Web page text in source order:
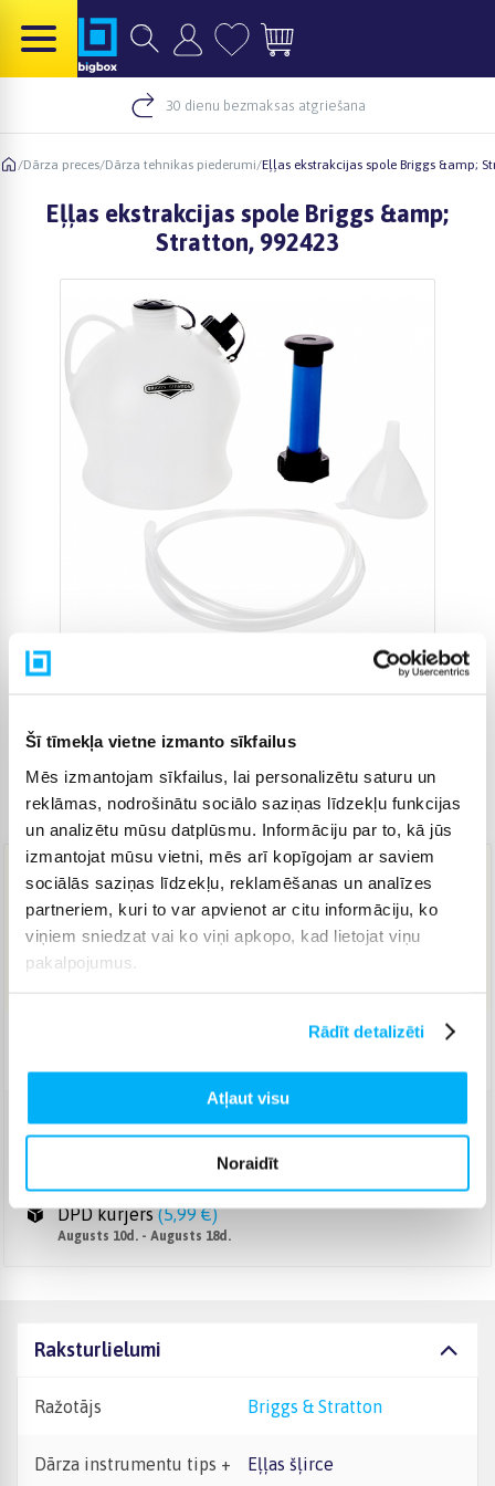
Šī tīmekļa vietne izmanto sīkfailus
Mēs izmantojam sīkfailus, lai personalizētu saturu un
reklāmas, nodrošinātu sociālo saziņas līdzekļu funkcijas
un analizētu mūsu datplūsmu. Informāciju par to, kā jūs
izmantojat mūsu vietni, mēs arī kopīgojam ar saviem
sociālās saziņas līdzekļu, reklamēšanas un analīzes
partneriem, kuri to var apvienot ar citu informāciju, ko
viņiem sniedzat vai ko viņi apkopo, kad lietojat viņu
pakalpojumus.
Rādīt detalizēti
Atļaut visu
Noraidīt
30 dienu bezmaksas atgriešana
/Dārza preces/Dārza tehnikas piederumi/Eļļas ekstrakcijas spole Briggs &amp;
Eļļas ekstrakcijas spole Briggs &amp;
Stratton, 992423
Preces kods 314096
26,99 €
Venipak Kurjers (4,99 €)
Apmaksā pilnu summu skaidrā naudā piegādes brīdī.
DPD kurjers (5,99 €)
Augusts 10d. - Augusts 18d.
Raksturlielumi
Ražotājs Briggs & Stratton
Dārza instrumentu tips + Eļļas šļirce